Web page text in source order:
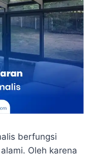
berfungsi
Oleh karena